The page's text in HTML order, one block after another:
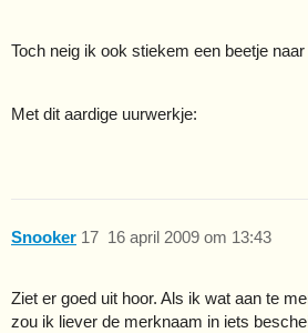
Toch neig ik ook stiekem een beetje
Met dit aardige uurwerkje:
Snooker 16 april 2009 om 13:43
17
Ziet er goed uit hoor. Als ik wat aan te
zou ik liever de merknaam in iets